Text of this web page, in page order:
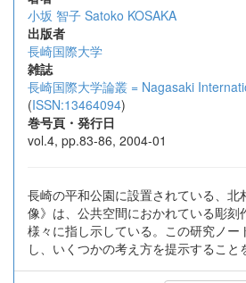
小坂 智子 Satoko KOSAKA
出版者
長崎国際大学
雑誌
長崎国際大学論叢 = Nagasaki
(ISSN:13464094)
巻号頁・発行日
vol.4, pp.83-86, 2004-01
長崎の平和公園に設置されている、北
像》は、公共空間におかれている彫刻
様々に指し示している。この研究ノー
し、いくつかの考え方を提示すること